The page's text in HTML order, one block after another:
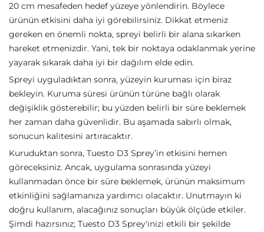
20 cm mesafeden hedef yüzeye yönlendirin. Böylece
ürünün etkisini daha iyi görebilirsiniz. Dikkat etmeniz
gereken en önemli nokta, spreyi belirli bir alana sıkarken
hareket etmenizdir. Yani, tek bir noktaya odaklanmak yerine
yayarak sıkarak daha iyi bir dağılım elde edin.
Spreyi uyguladıktan sonra, yüzeyin kuruması için biraz
bekleyin. Kuruma süresi ürünün türüne bağlı olarak
değişiklik gösterebilir; bu yüzden belirli bir süre beklemek
her zaman daha güvenlidir. Bu aşamada sabırlı olmak,
sonucun kalitesini artıracaktır.
Kuruduktan sonra, Tuesto D3 Sprey’in etkisini hemen
göreceksiniz. Ancak, uygulama sonrasında yüzeyi
kullanmadan önce bir süre beklemek, ürünün maksimum
etkinliğini sağlamanıza yardımcı olacaktır. Unutmayın ki
doğru kullanım, alacağınız sonuçları büyük ölçüde etkiler.
Şimdi hazırsınız; Tuesto D3 Sprey'inizi etkili bir şekilde